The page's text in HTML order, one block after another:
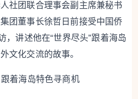
团联合理事会副主席兼秘书
团董事长徐哲日前接受中国侨
，讲述他在“世界尽头”跟着海岛
文化交流的故事。
着海岛特色寻商机